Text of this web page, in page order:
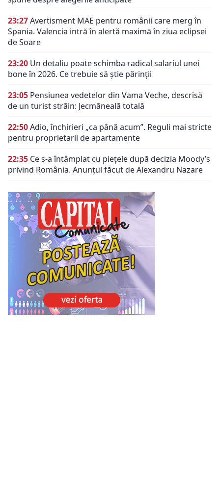
23:27Avertisment MAE pentru românii care merg în
Spania. Valencia intră în alertă maximă în ziua eclipsei
de Soare
23:20 Un detaliu poate schimba radical salariul unei
bone în 2026. Ce trebuie să știe părinții
23:05 Pensiunea vedetelor din Vama Veche, descrisă
de un turist străin: Jecmăneală totală
22:50Adio, închirieri „ca până acum”. Reguli mai stricte
pentru proprietarii de apartamente
22:35 Ce s-a întâmplat cu piețele după decizia Moody’s
privind România. Anunțul făcut de Alexandru Nazare